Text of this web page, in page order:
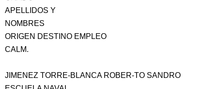
APELLIDOS Y
NOMBRES
ORIGEN DESTINO EMPLEO
CALM.
JIMENEZ TORRE-BLANCA ROBER-TO SANDRO